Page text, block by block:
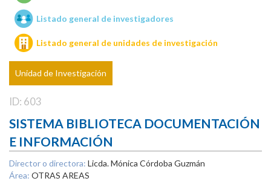
Unidades de investigación
Listado general de investigadores
Listado general de unidades de investigación
Unidad de Investigación
ID: 603
SISTEMA BIBLIOTECA DOCUMENTACIÓN
E INFORMACIÓN
Director o directora: Licda. Mónica Córdoba Guzmán
Área: OTRAS AREAS